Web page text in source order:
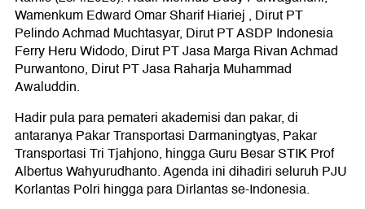
Wamenkum Edward Omar Sharif Hiariej , Dirut PT
Pelindo Achmad Muchtasyar, Dirut PT ASDP Indonesia
Ferry Heru Widodo, Dirut PT Jasa Marga Rivan Achmad
Purwantono, Dirut PT Jasa Raharja Muhammad
Awaluddin.
Hadir pula para pemateri akademisi dan pakar, di
antaranya Pakar Transportasi Darmaningtyas, Pakar
Transportasi Tri Tjahjono, hingga Guru Besar STIK Prof
Albertus Wahyurudhanto. Agenda ini dihadiri seluruh PJU
Korlantas Polri hingga para Dirlantas se-Indonesia.